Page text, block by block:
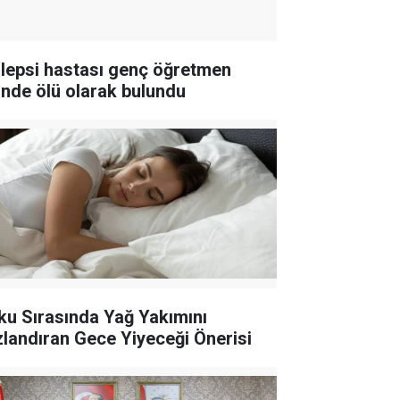
hastası genç öğretmen
ölü olarak bulundu
Sırasında Yağ Yakımını
Gece Yiyeceği Önerisi